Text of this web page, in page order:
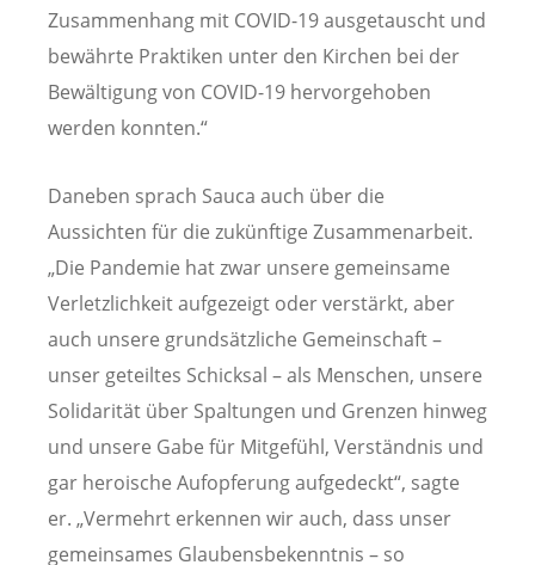
Zusammenhang mit COVID-19 ausgetauscht und
bewährte Praktiken unter den Kirchen bei der
Bewältigung von COVID-19 hervorgehoben
werden konnten.“
Daneben sprach Sauca auch über die
Aussichten für die zukünftige Zusammenarbeit.
„Die Pandemie hat zwar unsere gemeinsame
Verletzlichkeit aufgezeigt oder verstärkt, aber
auch unsere grundsätzliche Gemeinschaft –
unser geteiltes Schicksal – als Menschen, unsere
Solidarität über Spaltungen und Grenzen hinweg
und unsere Gabe für Mitgefühl, Verständnis und
gar heroische Aufopferung aufgedeckt“, sagte
er. „Vermehrt erkennen wir auch, dass unser
gemeinsames Glaubensbekenntnis – so